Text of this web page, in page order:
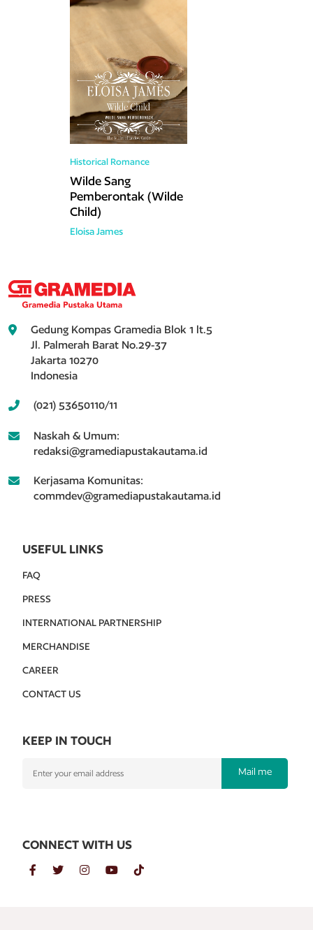
Historical Romance
Wilde Sang
Pemberontak (Wilde
Child)
Eloisa James
Gedung Kompas Gramedia Blok 1 lt.5
Jl. Palmerah Barat No.29-37
Jakarta 10270
Indonesia
(021) 53650110/11
Naskah & Umum:
redaksi@gramediapustakautama.id
Kerjasama Komunitas:
commdev@gramediapustakautama.id
USEFUL LINKS
FAQ
PRESS
INTERNATIONAL PARTNERSHIP
MERCHANDISE
CAREER
CONTACT US
KEEP IN TOUCH
Mail me
CONNECT WITH US